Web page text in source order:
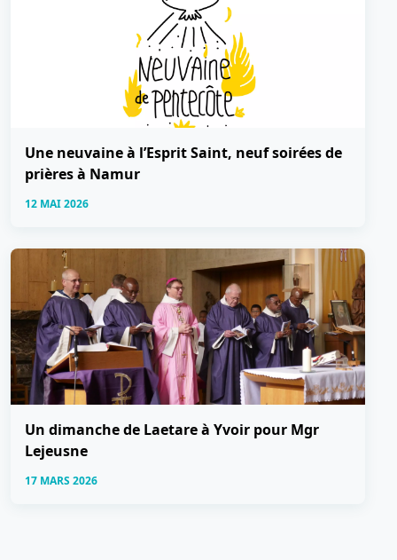
Une neuvaine à l’Esprit Saint, neuf soirées de
prières à Namur
12 MAI 2026
Un dimanche de Laetare à Yvoir pour Mgr
Lejeusne
17 MARS 2026